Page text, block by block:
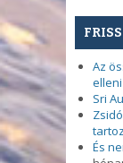
Az
Sri
És